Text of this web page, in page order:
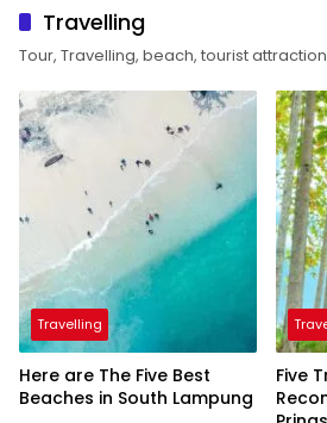
Travelling
Tour, Travelling, beach, tourist
Travelling
Here are The Five Best
Beaches in South Lampung
Five